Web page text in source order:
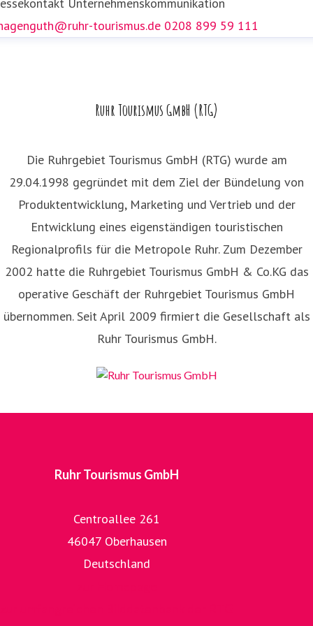
tourismus.de 0208 899 59 111
Ruhr Tourismus GmbH (RTG)
Die Ruhrgebiet Tourismus GmbH (RTG) wurde am
29.04.1998 gegründet mit dem Ziel der Bündelung von
Produktentwicklung, Marketing und Vertrieb und der
Entwicklung eines eigenständigen touristischen
Regionalprofils für die Metropole Ruhr. Zum Dezember
2002 hatte die Ruhrgebiet Tourismus GmbH & Co.KG das
operative Geschäft der Ruhrgebiet Tourismus GmbH
übernommen. Seit April 2009 firmiert die Gesellschaft als
Ruhr Tourismus GmbH.
Ruhr Tourismus GmbH
Centroallee 261
46047 Oberhausen
Deutschland